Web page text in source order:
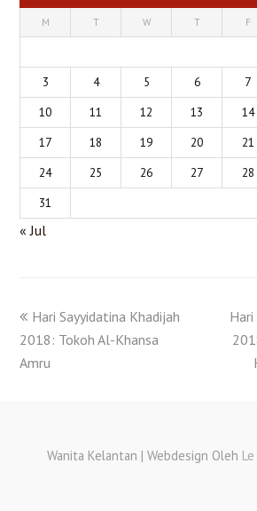
M T W T F
3
4 5 6 7
10
11 12 13 14
17
18 19 20 21
24
25 26 27 28
31
« Jul
Hari Sayyidatina Khadijah
2018: Tokoh Al-Khansa
Amru
Wanita Kelantan | Webdesign Oleh